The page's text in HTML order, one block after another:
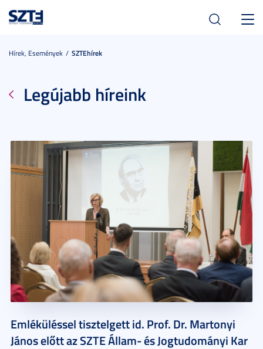
Hírek, Események SZTEhírek
Legújabb híreink
Emléküléssel tisztelgett id. Prof. Dr. Martonyi
János előtt az SZTE Állam- és Jogtudományi Kar